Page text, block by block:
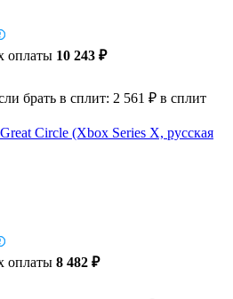
оплаты 10 243 ₽
брать в сплит: 2 561 ₽ в сплит
Circle (Xbox Series X, русская
оплаты 8 482 ₽